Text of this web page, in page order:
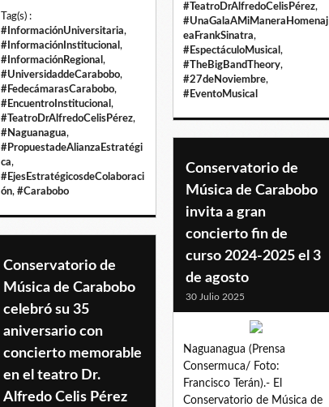
#TeatroDrAlfredoCelisPérez,
#UnaGalaAMiManeraHomenaj
eaFrankSinatra,
#EspectáculoMusical ,
#TheBigBandTheory,
#27deNoviembre,
#EventoMusical
Tag(s) :
#InformaciónUniversitaria,
#InformaciónInstitucional ,
#InformaciónRegional ,
#UniversidaddeCarabobo,
#FedecámarasCarabobo,
#EncuentroInstitucional ,
#TeatroDrAlfredoCelisPérez,
#Naguanagua,
#PropuestadeAlianzaEstratégi
ca,
#EjesEstratégicosdeColaboraci
ón, #Carabobo
Conservatorio de
Música de Carabobo
invita a gran
concierto fin de
curso 2024-2025 el 3
de agosto
30 Julio 2025
Naguanagua (Prensa
Consermuca/ Foto:
Francisco Terán).- El
Conservatorio de Música de
Conservatorio de
Música de Carabobo
celebró su 35
aniversario con
concierto memorable
en el teatro Dr.
Alfredo Celis Pérez